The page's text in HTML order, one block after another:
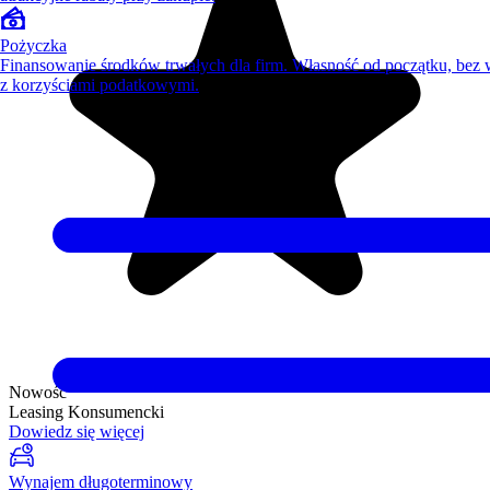
Nowość
Leasing Konsumencki
Dowiedz się więcej
Wynajem długoterminowy
Pożyczka
Finansowanie środków trwałych dla firm. Własność od początku, bez
z korzyściami podatkowymi.